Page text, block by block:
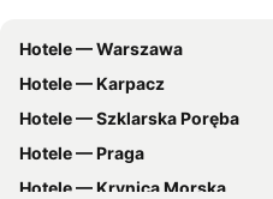
Hotele — Warszawa
Hotele — Karpacz
Hotele — Szklarska Poręba
Hotele — Praga
Hotele — Krynica Morska